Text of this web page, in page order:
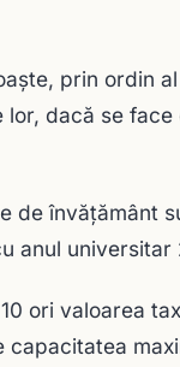
prin ordin
dacă se
de învățământ
anul universitar
ori valoarea